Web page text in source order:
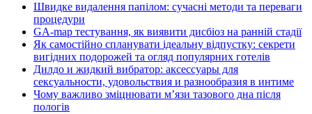
Швидке видалення папілом: сучасні методи та переваги
процедури
GA-map тестування, як виявити дисбіоз на ранній стадії
Як самостійно спланувати ідеальну відпустку: секрети
вигідних подорожей та огляд популярних готелів
Дилдо и жидкий вибратор: аксессуары для
сексуальности, удовольствия и разнообразия в интиме
Чому важливо зміцнювати м’язи тазового дна після
пологів